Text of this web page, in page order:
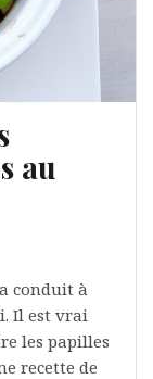
au
conduit à
Il est vrai
les papilles
recette de